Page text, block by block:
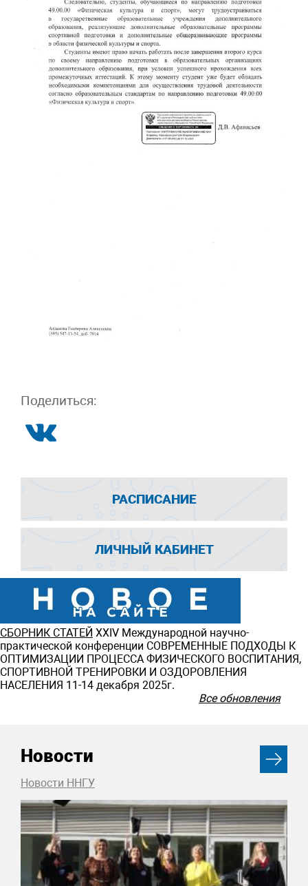
Поделиться:
РАСПИСАНИЕ
ЛИЧНЫЙ КАБИНЕТ
СБОРНИК СТАТЕЙ ХXIV Международной научно-
практической конференции СОВРЕМЕННЫЕ ПОДХОДЫ К
ОПТИМИЗАЦИИ ПРОЦЕССА ФИЗИЧЕСКОГО ВОСПИТАНИЯ,
СПОРТИВНОЙ ТРЕНИРОВКИ И ОЗДОРОВЛЕНИЯ
НАСЕЛЕНИЯ 11-14 декабря 2025г.
Все обновления
Новости
Новости ННГУ